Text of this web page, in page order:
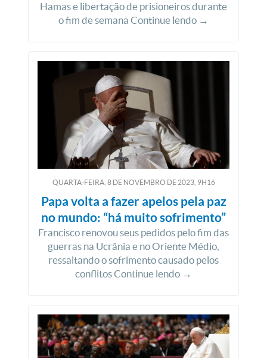
Hamas e libertação de prisioneiros durante
o fim de semana Continue lendo →
QUARTA-FEIRA, 8DENOVEMBRO DE2023, 9H16
Papa volta a fazer apelos pela paz
no mundo: “há muito sofrimento”
Francisco renovou seus pedidos pelo fim das
guerras na Ucrânia e no Oriente Médio,
ressaltando o sofrimento causado pelos
conflitos Continue lendo →